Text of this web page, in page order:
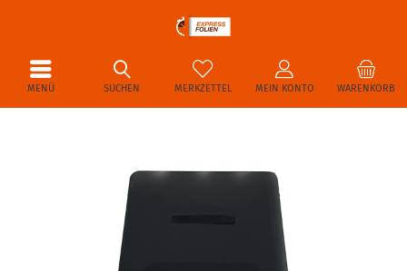
MENÜ WARENKORB
MERKZETTEL MEIN KONTO
SUCHEN